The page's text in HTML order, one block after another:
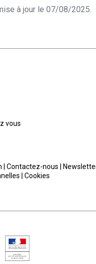
à jour le 07/08/2025.
vous
Contactez-nous
Cookies